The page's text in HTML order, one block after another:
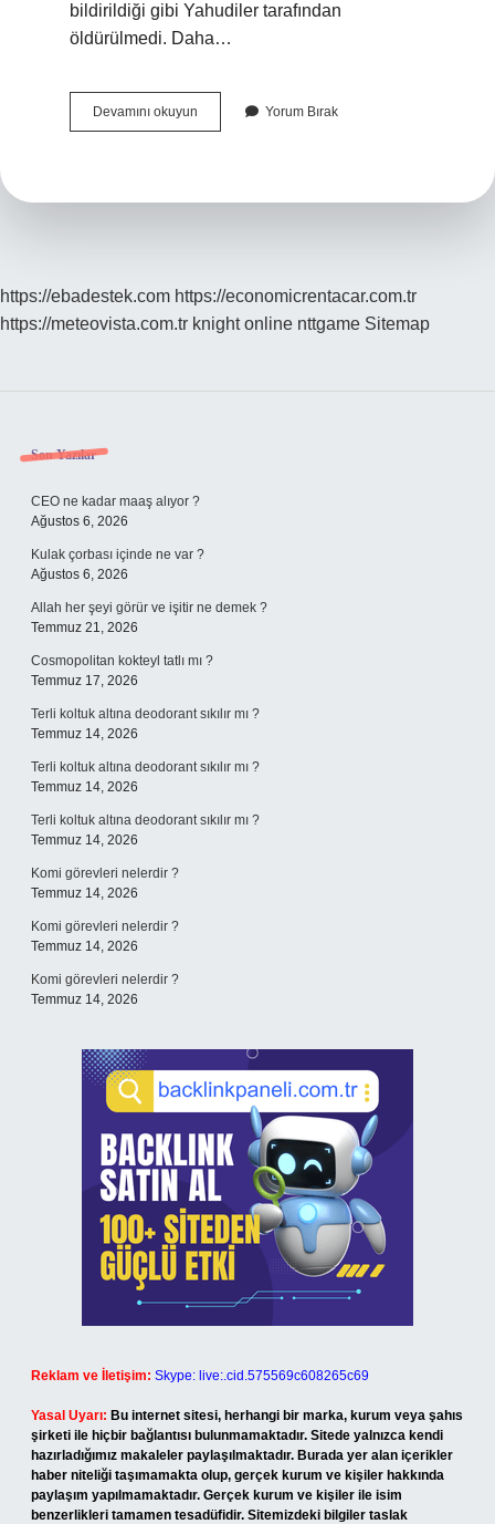
bildirildiği gibi Yahudiler tarafından
öldürülmedi. Daha…
Devamını okuyun
İSa
Yorum Bırak
https://ebadestek.com https://economicrentacar.com.tr
https://meteovista.com.tr knight online nttgame Sitemap
Sidebar
Son Yazılar
CEO ne kadar maaş alıyor ?
Ağustos 6, 2026
Kulak çorbası içinde ne var ?
Ağustos 6, 2026
Allah her şeyi görür ve işitir ne demek ?
Temmuz 21, 2026
Cosmopolitan kokteyl tatlı mı ?
Temmuz 17, 2026
Terli koltuk altına deodorant sıkılır mı ?
Temmuz 14, 2026
Terli koltuk altına deodorant sıkılır mı ?
Temmuz 14, 2026
Terli koltuk altına deodorant sıkılır mı ?
Temmuz 14, 2026
Komi görevleri nelerdir ?
Temmuz 14, 2026
Komi görevleri nelerdir ?
Temmuz 14, 2026
Komi görevleri nelerdir ?
Temmuz 14, 2026
Reklam ve İletişim: Skype: live:.cid.575569c608265c69
Yasal Uyarı: Bu internet sitesi, herhangi bir marka, kurum veya şahıs
şirketi ile hiçbir bağlantısı bulunmamaktadır. Sitede yalnızca kendi
hazırladığımız makaleler paylaşılmaktadır. Burada yer alan içerikler
haber niteliği taşımamakta olup, gerçek kurum ve kişiler hakkında
paylaşım yapılmamaktadır. Gerçek kurum ve kişiler ile isim
benzerlikleri tamamen tesadüfidir. Sitemizdeki bilgiler taslak